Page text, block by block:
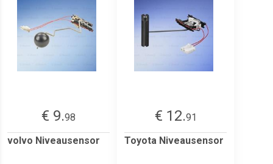
€ 9.98
volvo Niveausensor
€ 12.91
Toyota Niveausensor